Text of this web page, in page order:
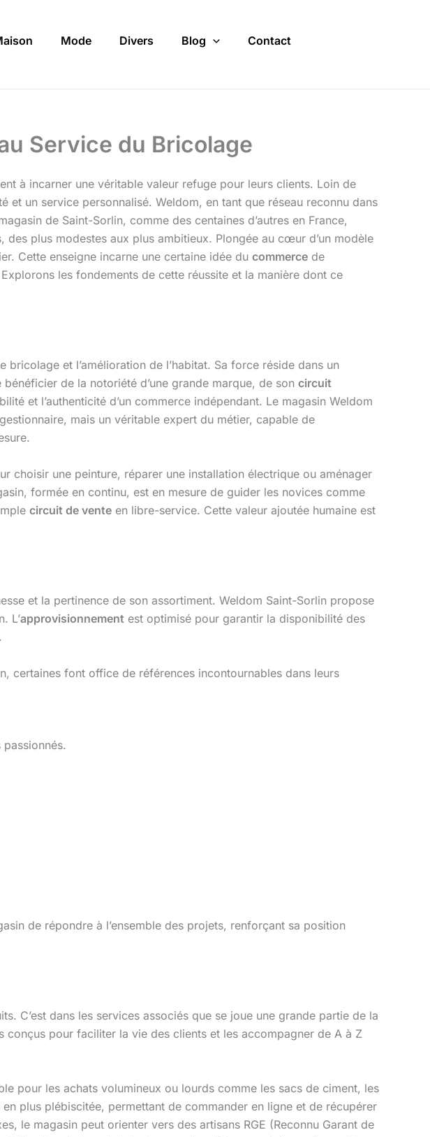
Mode Divers Blog Contact
Service du Bricolage
à incarner une véritable valeur refuge pour leurs clients. Loin de
et un service personnalisé. Weldom, en tant que réseau reconnu dans
de Saint-Sorlin, comme des centaines d’autres en France,
plus modestes aux plus ambitieux. Plongée au cœur d’un modèle
Cette enseigne incarne une certaine idée du commerce de
les fondements de cette réussite et la manière dont ce
bricolage et l’amélioration de l’habitat. Sa force réside dans un
de la notoriété d’une grande marque, de son circuit
et l’authenticité d’un commerce indépendant. Le magasin Weldom
mais un véritable expert du métier, capable de
choisir une peinture, réparer une installation électrique ou aménager
formée en continu, est en mesure de guider les novices comme
circuit de vente en libre-service. Cette valeur ajoutée humaine est
et la pertinence de son assortiment. Weldom Saint-Sorlin propose
L’approvisionnement est optimisé pour garantir la disponibilité des
certaines font office de références incontournables dans leurs
de répondre à l’ensemble des projets, renforçant sa position
C’est dans les services associés que se joue une grande partie de la
pour faciliter la vie des clients et les accompagner de A à Z
pour les achats volumineux ou lourds comme les sacs de ciment, les
plus plébiscitée, permettant de commander en ligne et de récupérer
le magasin peut orienter vers des artisans RGE (Reconnu Garant de